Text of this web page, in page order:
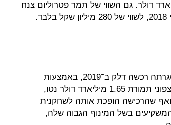
ישראל לפי שווי של 12 מיליארד דולר. גם השווי של תמר פטרוליום צנח
על כך יש להוסיף את עסקת שברון שבמסגרתה רכשה דלק ב־2019, באמצעות
החברה־הבת איתקה, נכסי אנרגיה בים הצפוני תמורת 1.65 מיליארד דולר נטו,
שהרכישה הופכת אותה לשחקנית
בשל המינוף הגבוה שלה,